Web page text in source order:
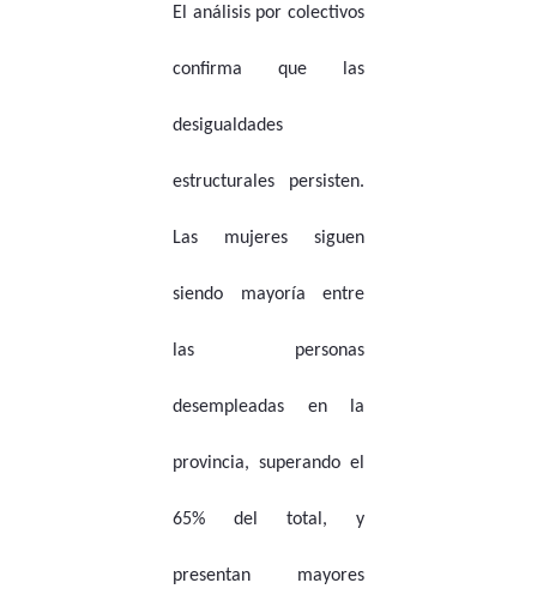
El análisis por colectivos
confirma que las
desigualdades
estructurales persisten.
Las mujeres siguen
siendo mayoría entre
las personas
desempleadas en la
provincia, superando el
65% del total, y
presentan mayores